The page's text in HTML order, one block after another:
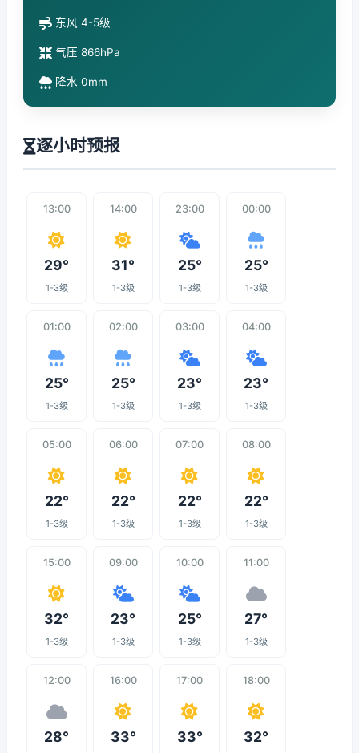
东风 4-5级
气压 866hPa
降水 0mm
逐小时预报
13:00
29°
1-3级
14:00
31°
1-3级
23:00
25°
1-3级
00:00
25°
1-3级
01:00
25°
1-3级
02:00
25°
1-3级
03:00
23°
1-3级
04:00
23°
1-3级
05:00
22°
1-3级
06:00
22°
1-3级
07:00
22°
1-3级
08:00
22°
1-3级
15:00
32°
1-3级
09:00
23°
1-3级
10:00
25°
1-3级
11:00
27°
1-3级
12:00
28°
16:00
33°
17:00
33°
18:00
32°